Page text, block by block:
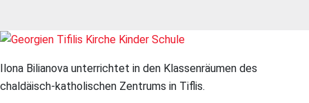
Ilona Bilianova unterrichtet in den Klassenräumen des
chaldäisch-katholischen Zentrums in Tiflis.